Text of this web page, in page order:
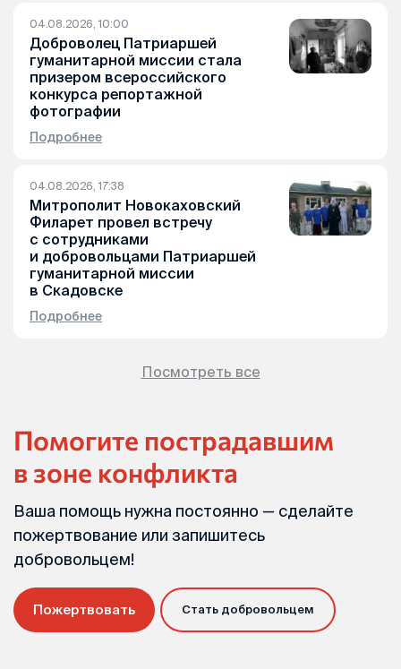
04.08.2026, 10:00
Доброволец Патриаршей
гуманитарной миссии стала
призером всероссийского
конкурса репортажной
фотографии
Подробнее
04.08.2026, 17:38
Митрополит Новокаховский
Филарет провел встречу
с сотрудниками
и добровольцами Патриаршей
гуманитарной миссии
в Скадовске
Подробнее
Посмотреть все
Помогите пострадавшим
в зоне конфликта
Ваша помощь нужна постоянно — сделайте
пожертвование или запишитесь
добровольцем!
Пожертвовать Стать добровольцем